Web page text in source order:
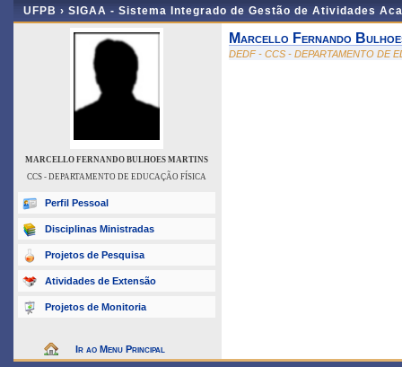
UFPB › SIGAA - Sistema Integrado de Gestão de Atividades
MARCELLO FERNANDO BULHOES MARTINS
CCS - DEPARTAMENTO DE EDUCAÇÃO FÍSICA
Perfil Pessoal
Disciplinas Ministradas
Projetos de Pesquisa
Atividades de Extensão
Projetos de Monitoria
Ir ao Menu Principal
Marcello Fernando
DEDF - CCS - DEPARTAMENTO DE